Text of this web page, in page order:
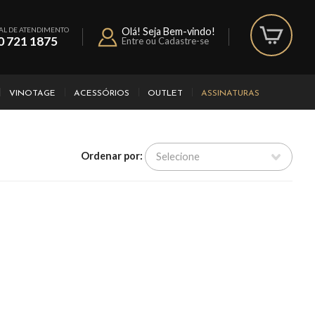
DE ATENDIMENTO
721 1875
Olá! Seja Bem-vindo!
Entre ou Cadastre-se
VINOTAGE ACESSÓRIOS OUTLET ASSINATURAS
Ordenar por: